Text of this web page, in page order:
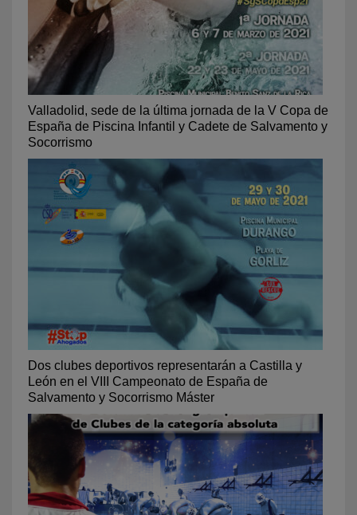
Valladolid, sede de la última jornada de la V Copa de
España de Piscina Infantil y Cadete de Salvamento y
Socorrismo
Dos clubes deportivos representarán a Castilla y
León en el VIII Campeonato de España de
Salvamento y Socorrismo Máster